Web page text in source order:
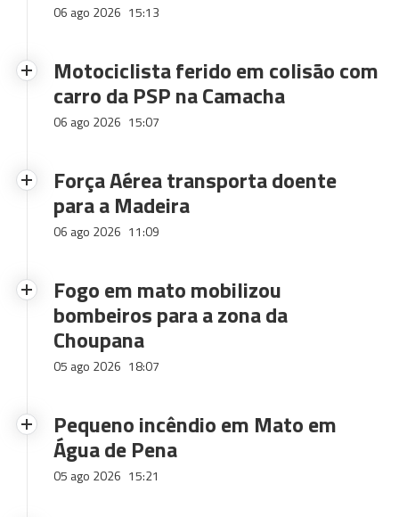
06 ago 2026 15:13
Motociclista ferido em colisão com
carro da PSP na Camacha
06 ago 2026 15:07
Força Aérea transporta doente
para a Madeira
06 ago 2026 11:09
Fogo em mato mobilizou
bombeiros para a zona da
Choupana
05 ago 2026 18:07
Pequeno incêndio em Mato em
Água de Pena
05 ago 2026 15:21